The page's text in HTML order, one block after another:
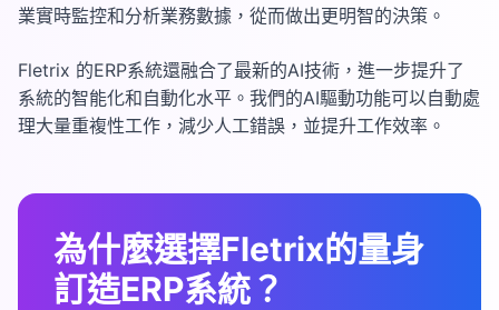
業實時監控和分析業務數據，從而做出更明智的決策。
Fletrix 的ERP系統還融合了最新的AI技術，進一步提升了
系統的智能化和自動化水平。我們的AI驅動功能可以自動處
理大量重複性工作，減少人工錯誤，並提升工作效率。
為什麼選擇Fletrix的量身
訂造ERP系統？